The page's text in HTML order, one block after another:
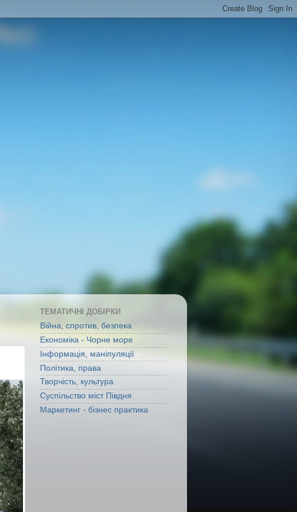
ТЕМАТИЧНІ ДОБІРКИ
Війна, спротив, безпека
Економіка - Чорне море
Інформація, маніпуляції
Політика, права
Творчість, культура
Суспільство міст Півдня
Маркетинг - бізнес практика